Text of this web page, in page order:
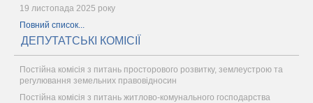
19 листопада 2025 року
Повний список...
ДЕПУТАТСЬКІ КОМІСІЇ
Постійна комісія з питань просторового розвитку, землеустрою та
регулювання земельних правовідносин
Постійна комісія з питань житлово-комунального господарства